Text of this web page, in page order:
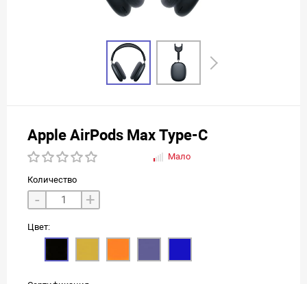
Apple AirPods Max Type-C
Мало
Количество
- +
Цвет: